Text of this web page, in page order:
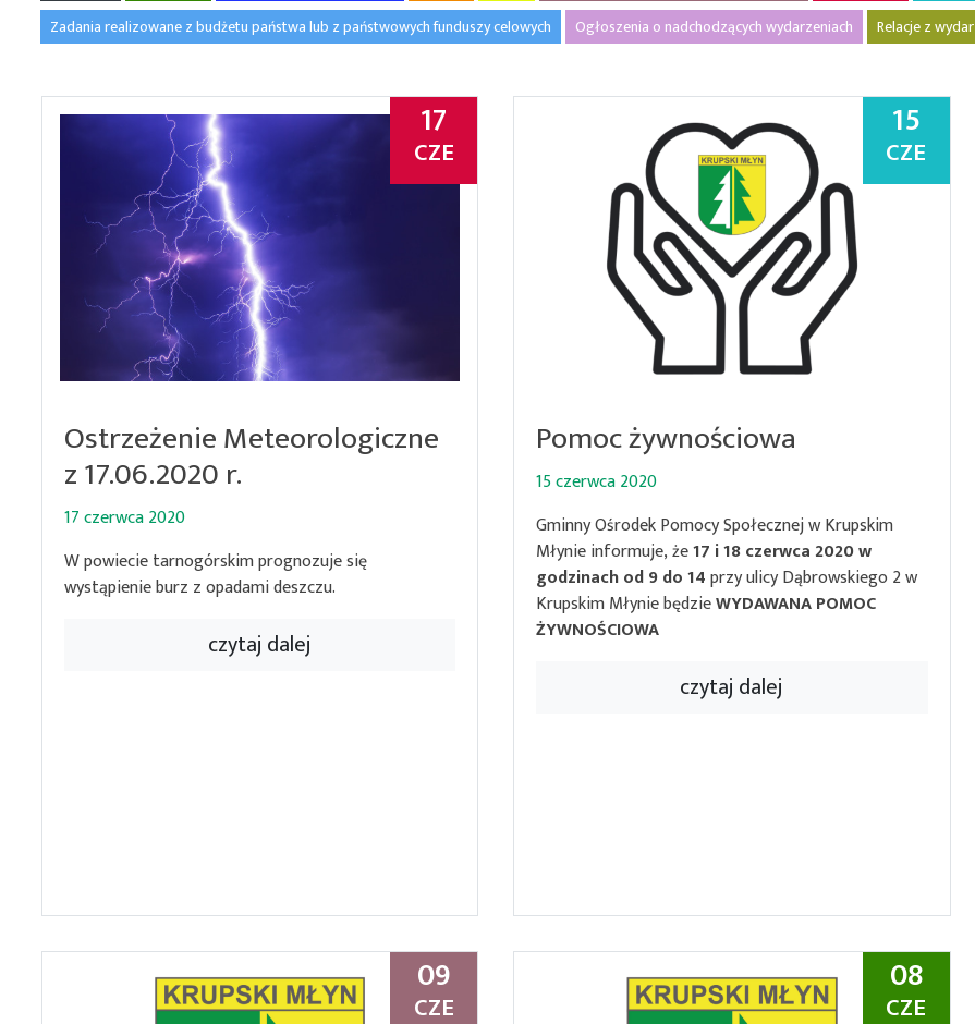
Zadania realizowane z budżetu państwa lub z państwowych funduszy celowych
Ogłoszenia o nadchodzących wydarzeniach Relacje z
17
CZE
Ostrzeżenie Meteorologiczne
z 17.06.2020 r.
17 czerwca 2020
W powiecie tarnogórskim prognozuje się
wystąpienie burz z opadami deszczu.
czytaj dalej
15
CZE
Pomoc żywnościowa
15 czerwca 2020
Gminny Ośrodek Pomocy Społecznej w Krupskim
Młynie informuje, że17 i 18 czerwca 2020 w
godzinach od 9 do 14przy ulicy Dąbrowskiego 2 w
Krupskim Młynie będzieWYDAWANA POMOC
ŻYWNOŚCIOWA
czytaj dalej
09
CZE
08
CZE